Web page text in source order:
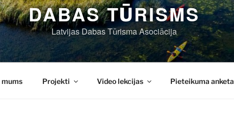
DABAS TŪRISMS
Latvijas Dabas Tūrisma Asociācija
mums Projekti Video lekcijas Pieteikuma anketa